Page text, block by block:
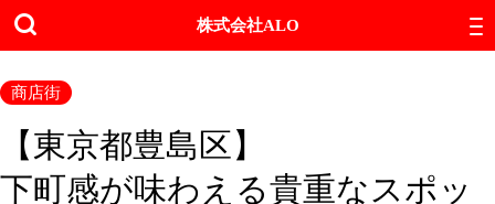
株式会社ALO
商店街
【東京都豊島区】
下町感が味わえる貴重なスポッ